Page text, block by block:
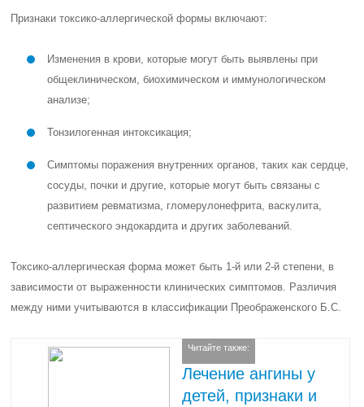
Признаки токсико-аллергической формы включают:
Изменения в крови, которые могут быть выявлены при
общеклиническом, биохимическом и иммунологическом
анализе;
Тонзилогенная интоксикация;
Симптомы поражения внутренних органов, таких как сердце,
сосуды, почки и другие, которые могут быть связаны с
развитием ревматизма, гломерулонефрита, васкулита,
септического эндокардита и других заболеваний.
Токсико-аллергическая форма может быть 1-й или 2-й степени, в
зависимости от выраженности клинических симптомов. Различия
между ними учитываются в классификации Преображенского Б.С.
Читайте также:
Лечение ангины у
детей, признаки и